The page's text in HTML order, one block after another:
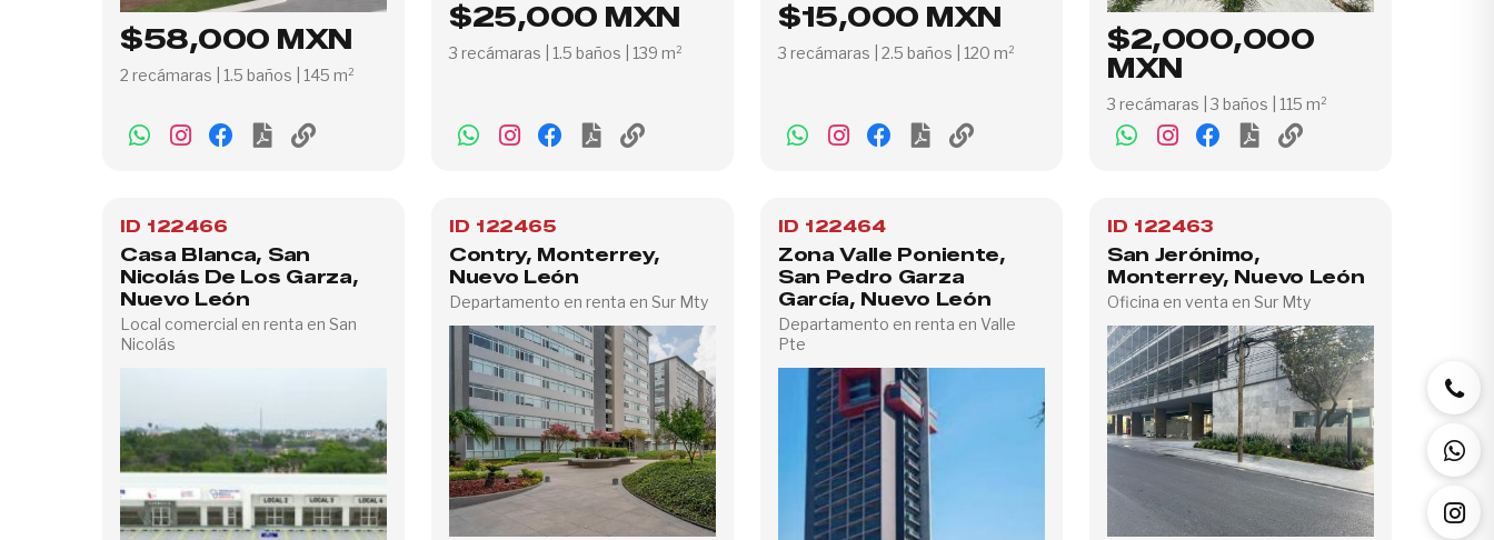
$58,000 MXN
2 recámaras | 1.5 baños | 145 m²
$25,000 MXN
3 recámaras | 1.5 baños | 139 m²
$15,000 MXN
3 recámaras | 2.5 baños | 120 m²
$2,000,000
MXN
3 recámaras | 3 baños | 115 m²
ID 122466
Casa Blanca, San
Nicolás De Los Garza,
Nuevo León
Local comercial en renta en San
Nicolás
ID 122465
Contry, Monterrey,
Nuevo León
Departamento en renta en Sur Mty
ID 122464
Zona Valle Poniente,
San Pedro Garza
García, Nuevo León
Departamento en renta en Valle
Pte
ID 122463
San Jerónimo,
Monterrey, Nuevo León
Oficina en venta en Sur Mty